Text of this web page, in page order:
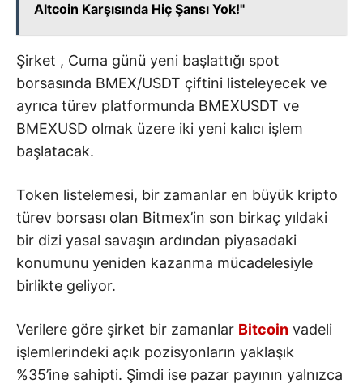
Altcoin Karşısında Hiç Şansı Yok!"
Şirket , Cuma günü yeni başlattığı spot
borsasında BMEX/USDT çiftini listeleyecek ve
ayrıca türev platformunda BMEXUSDT ve
BMEXUSD olmak üzere iki yeni kalıcı işlem
başlatacak.
Token listelemesi, bir zamanlar en büyük kripto
türev borsası olan Bitmex’in son birkaç yıldaki
bir dizi yasal savaşın ardından piyasadaki
konumunu yeniden kazanma mücadelesiyle
birlikte geliyor.
Verilere göre şirket bir zamanlar Bitcoin vadeli
işlemlerindeki açık pozisyonların yaklaşık
%35’ine sahipti. Şimdi ise pazar payının yalnızca